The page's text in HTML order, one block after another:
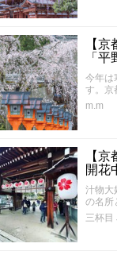
【
「
今年は
す。京
m.m
【
開花
汁物大
の名所
三杯目